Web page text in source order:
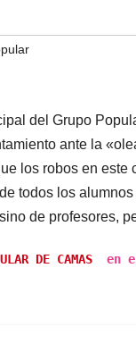
del Grupo
ante la
los robos en
todos los
de profesores,
DE CAMAS en